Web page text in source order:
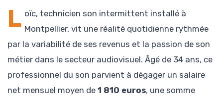
L oïc, technicien son intermittent installé à
Montpellier, vit une réalité quotidienne rythmée
par la variabilité de ses revenus et la passion de son
métier dans le secteur audiovisuel. Âgé de 34 ans, ce
professionnel du son parvient à dégager un salaire
net mensuel moyen de 1 810 euros, une somme